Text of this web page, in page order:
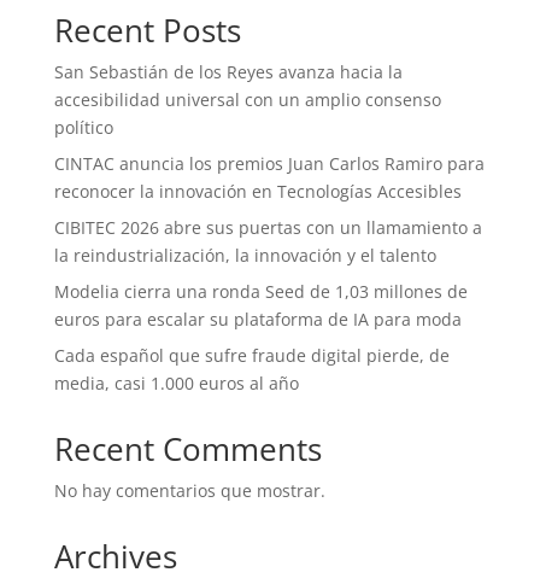
Recent Posts
San Sebastián de los Reyes avanza hacia la
accesibilidad universal con un amplio consenso
político
CINTAC anuncia los premios Juan Carlos Ramiro para
reconocer la innovación en Tecnologías Accesibles
CIBITEC 2026 abre sus puertas con un llamamiento a
la reindustrialización, la innovación y el talento
Modelia cierra una ronda Seed de 1,03 millones de
euros para escalar su plataforma de IA para moda
Cada español que sufre fraude digital pierde, de
media, casi 1.000 euros al año
Recent Comments
No hay comentarios que mostrar.
Archives